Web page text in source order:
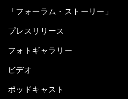
「フォーラム・ストーリー」
プレスリリース
フォトギャラリー
ビデオ
ポッドキャスト